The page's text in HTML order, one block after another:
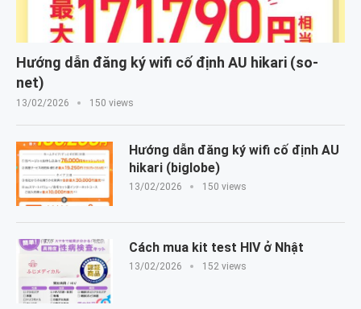
Hướng dẫn đăng ký wifi cố định AU hikari (so-
net)
13/02/2026 150 views
Hướng dẫn đăng ký wifi cố định AU
hikari (biglobe)
13/02/2026 150 views
Cách mua kit test HIV ở Nhật
13/02/2026 152 views